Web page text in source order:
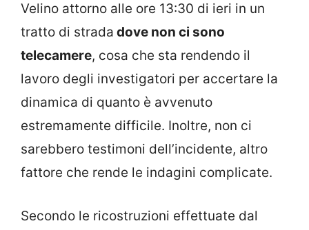
Velino attorno alle ore 13:30 di ieri in un
tratto di strada dove non ci sono
telecamere, cosa che sta rendendo il
lavoro degli investigatori per accertare la
dinamica di quanto è avvenuto
estremamente difficile. Inoltre, non ci
sarebbero testimoni dell’incidente, altro
fattore che rende le indagini complicate.
Secondo le ricostruzioni effettuate dal